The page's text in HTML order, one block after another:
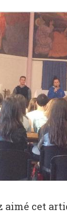
aimé cet